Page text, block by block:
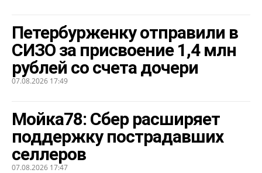
Петербурженку отправили в
СИЗО за присвоение 1,4 млн
рублей со счета дочери
07.08.2026 17:49
Мойка78: Сбер расширяет
поддержку пострадавших
селлеров
07.08.2026 17:47